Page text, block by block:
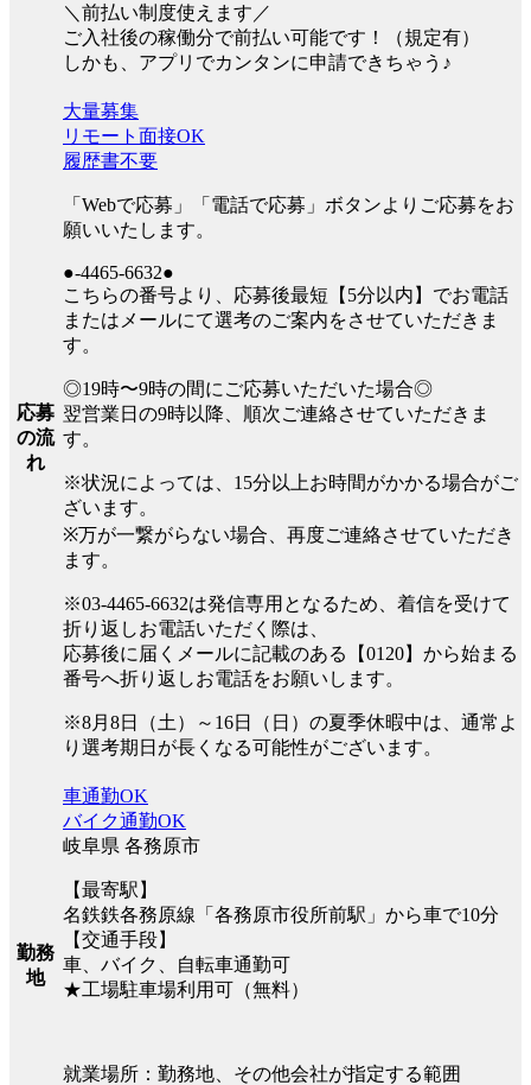
＼前払い制度使えます／
ご入社後の稼働分で前払い可能です！（規定有）
しかも、アプリでカンタンに申請できちゃう♪
応募
の流
れ
大量募集
リモート面接OK
履歴書不要
「Webで応募」「電話で応募」ボタンよりご応募をお
願いいたします。
●-4465-6632●
こちらの番号より、応募後最短【5分以内】でお電話
またはメールにて選考のご案内をさせていただきま
す。
◎19時〜9時の間にご応募いただいた場合◎
翌営業日の9時以降、順次ご連絡させていただきま
す。
※状況によっては、15分以上お時間がかかる場合がご
ざいます。
※万が一繋がらない場合、再度ご連絡させていただき
ます。
※03-4465-6632は発信専用となるため、着信を受けて
折り返しお電話いただく際は、
応募後に届くメールに記載のある【0120】から始まる
番号へ折り返しお電話をお願いします。
※8月8日（土）～16日（日）の夏季休暇中は、通常よ
り選考期日が長くなる可能性がございます。
勤務
地
車通勤OK
バイク通勤OK
岐阜県 各務原市
【最寄駅】
名鉄鉄各務原線「各務原市役所前駅」から車で10分
【交通手段】
車、バイク、自転車通勤可
★工場駐車場利用可（無料）
就業場所：勤務地、その他会社が指定する範囲